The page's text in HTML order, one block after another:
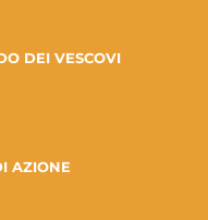
DEI VESCOVI
AZIONE